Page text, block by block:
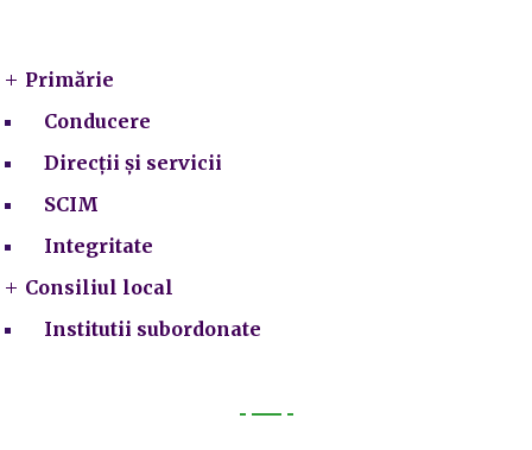
Primărie
Conducere
Direcții și servicii
SCIM
Integritate
Consiliul local
Institutii subordonate